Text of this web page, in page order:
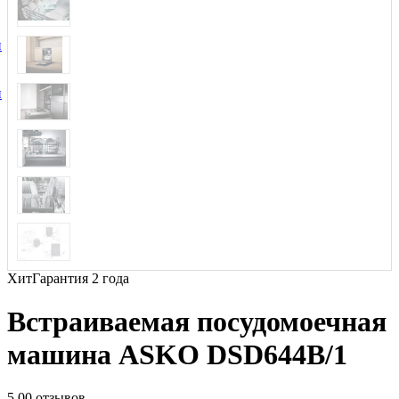
ХитГарантия 2 года
Встраиваемая посудомоечная
машина ASKO DSD644B/1